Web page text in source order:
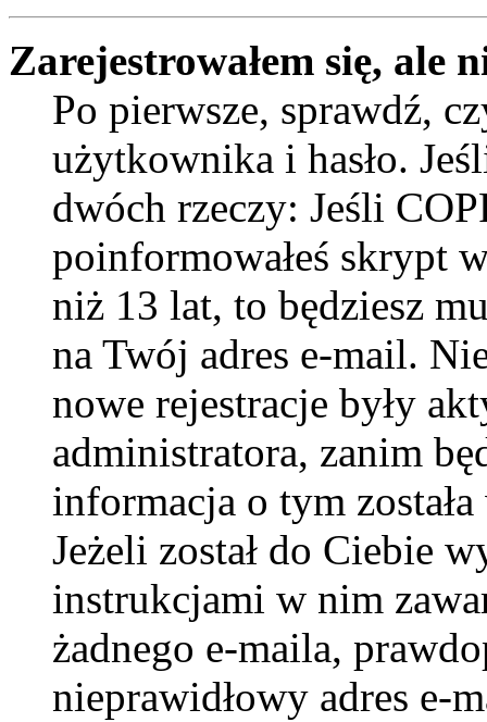
Zarejestrowałem się, ale
Po pierwsze, sprawdź,
użytkownika i hasło.
dwóch rzeczy: Jeśli
poinformowałeś skrypt
niż 13 lat, to będziesz
na Twój adres e-mail.
nowe rejestracje były
administratora, zanim
informacja o tym
Jeżeli został do Ciebie
instrukcjami w nim
żadnego e-maila,
nieprawidłowy adres e-